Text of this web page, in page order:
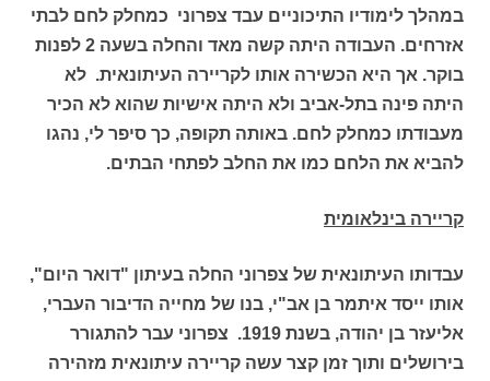
במהלך לימודיו התיכוניים עבד צפרוני כמחלק לחם לבתי
אזרחים. העבודה היתה קשה מאד והחלה בשעה 2 לפנות
בוקר. אך היא הכשירה אותו לקריירה העיתונאית. לא
היתה פינה בתל-אביב ולא היתה אישיות שהוא לא הכיר
מעבודתו כמחלק לחם. באותה תקופה, כך סיפר לי, נהגו
להביא את הלחם כמו את החלב לפתחי הבתים.
קריירה בינלאומית
עבדותו העיתונאית של צפרוני החלה בעיתון "דואר היום",
אותו ייסד איתמר בן אב"י, בנו של מחייה הדיבור העברי,
אליעזר בן יהודה, בשנת 1919. צפרוני עבר להתגורר
בירושלים ותוך זמן קצר עשה קריירה עיתונאית מזהירה